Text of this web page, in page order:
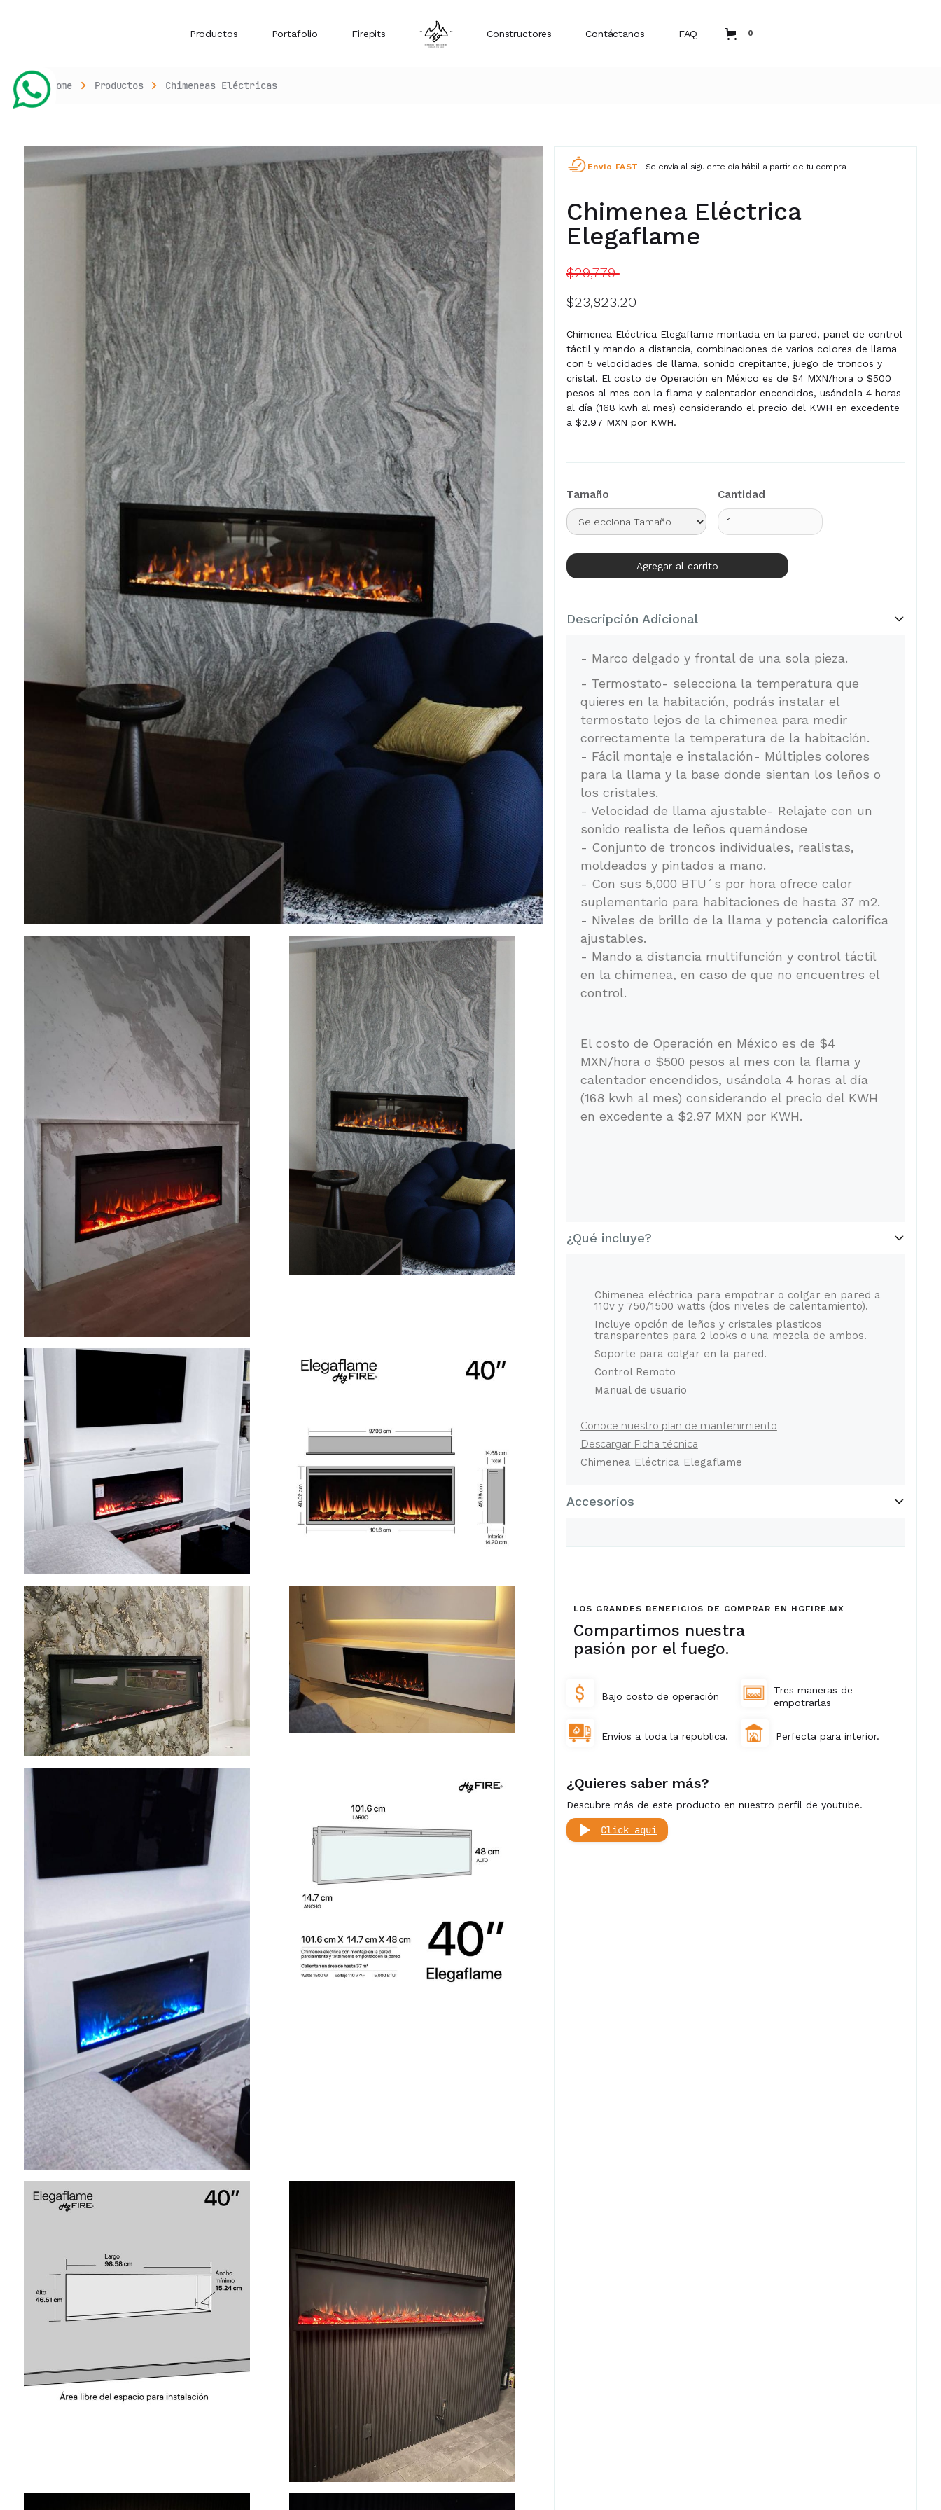
Productos Portafolio Firepits Constructores Contáctanos FAQ 0
Home Productos Chimeneas Eléctricas
Envio FAST Se envía al siguiente día hábil a partir de tu compra
Chimenea Eléctrica
Elegaflame
$29,779
$23,823.20
Chimenea Eléctrica Elegaflame montada en la pared, panel de control
táctil y mando a distancia, combinaciones de varios colores de llama
con 5 velocidades de llama, sonido crepitante, juego de troncos y
cristal. El costo de Operación en México es de $4 MXN/hora o $500
pesos al mes con la flama y calentador encendidos, usándola 4 horas
al día (168 kwh al mes) considerando el precio del KWH en excedente
a $2.97 MXN por KWH.
Tamaño Cantidad
Descripción Adicional
- Marco delgado y frontal de una sola pieza.
- Termostato- selecciona la temperatura que
quieres en la habitación, podrás instalar el
termostato lejos de la chimenea para medir
correctamente la temperatura de la habitación.
- Fácil montaje e instalación- Múltiples colores
para la llama y la base donde sientan los leños o
los cristales.
- Velocidad de llama ajustable- Relajate con un
sonido realista de leños quemándose
- Conjunto de troncos individuales, realistas,
moldeados y pintados a mano.
- Con sus 5,000 BTU´s por hora ofrece calor
suplementario para habitaciones de hasta 37 m2.
- Niveles de brillo de la llama y potencia calorífica
ajustables.
- Mando a distancia multifunción y control táctil
en la chimenea, en caso de que no encuentres el
control.
El costo de Operación en México es de $4
MXN/hora o $500 pesos al mes con la flama y
calentador encendidos, usándola 4 horas al día
(168 kwh al mes) considerando el precio del KWH
en excedente a $2.97 MXN por KWH.
¿Qué incluye?
Chimenea eléctrica para empotrar o colgar en pared a
110v y 750/1500 watts (dos niveles de calentamiento).
Incluye opción de leños y cristales plasticos
transparentes para 2 looks o una mezcla de ambos.
Soporte para colgar en la pared.
Control Remoto
Manual de usuario
Conoce nuestro plan de mantenimiento
Descargar Ficha técnica
Chimenea Eléctrica Elegaflame
Accesorios
LOS GRANDES BENEFICIOS DE COMPRAR EN HGFIRE.MX
Compartimos nuestra
pasión por el fuego.
Bajo costo de operación
Tres maneras de
empotrarlas
Envíos a toda la republica. Perfecta para interior.
¿Quieres saber más?
Descubre más de este producto en nuestro perfil de youtube.
Click aquí